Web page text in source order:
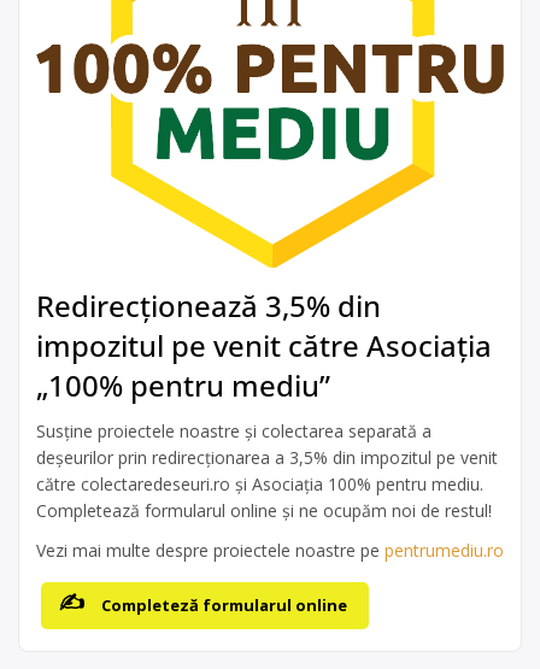
Redirecționează 3,5% din
impozitul pe venit către Asociația
„100% pentru mediu”
Susține proiectele noastre și colectarea separată a
deșeurilor prin redirecționarea a 3,5% din impozitul pe venit
către colectaredeseuri.ro și Asociația 100% pentru mediu.
Completează formularul online și ne ocupăm noi de restul!
Vezi mai multe despre proiectele noastre pe pentrumediu.ro
Completeză formularul online